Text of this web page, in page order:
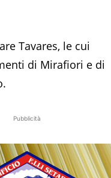
Tavares, le cui
di Mirafiori e di
Pubblicità